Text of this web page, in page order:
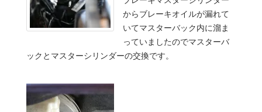
からブレーキオイルが漏れて
いてマスターバック内に溜ま
っていましたのでマスターバ
ックとマスターシリンダーの交換です。